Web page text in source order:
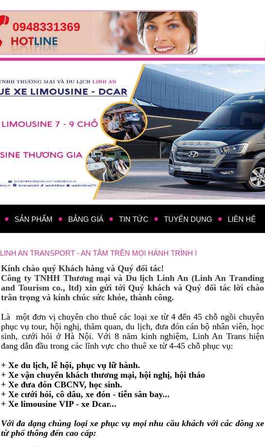
0948331369
SẢN PHẨM BẢNG GIÁ TIN TỨC TUYỂN DỤNG LIÊN HỆ
LINH AN TRANSPORT - AN TÂM TRÊN MỌI HÀNH TRÌNH !
Kính chào quý Khách hàng và Quý đối tác!
Công ty TNHH Thương mại và Du lịch Linh An (Linh An Tranding
and Tourism co., ltd) xin gửi tới Quý khách và Quý đối tác lời chào
trân trọng và kính chúc sức khỏe, thành công.
Là một đơn vị chuyên cho thuê các loại xe từ 4 đến 45 chỗ ngồi chuyên
phục vụ tour, hội nghị, thăm quan, du lịch, đưa đón cán bộ nhân viên, học
sinh, cưới hỏi ở Hà Nội. Với 8 năm kinh nghiệm, Linh An Trans hiện
đang dẫn đầu trong các lĩnh vực cho thuê xe từ 4-45 chỗ phục vụ:
+ Xe du lịch, lễ hội, phục vụ lữ hành.
+ Xe vận chuyển khách thương mại, hội nghị, hội thảo
+ Xe đưa đón CBCNV, học sinh.
+ Xe cưới hỏi, cô dâu, xe đón - tiễn sân bay...
+ Xe limousine VIP - xe Dcar...
Với đa dạng chủng loại xe phục vụ mọi nhu cầu khách với các dòng xe
từ phổ thông đến cao cấp: